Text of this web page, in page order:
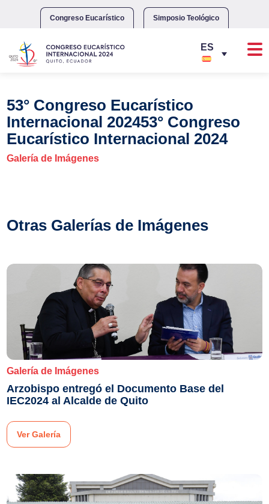
Congreso Eucarístico Simposio Teológico
53° Congreso Eucarístico
Internacional 202453° Congreso
Eucarístico Internacional 2024
Galería de Imágenes
Otras Galerías de Imágenes
Galería de Imágenes
Arzobispo entregó el Documento Base del
IEC2024 al Alcalde de Quito
Ver Galería